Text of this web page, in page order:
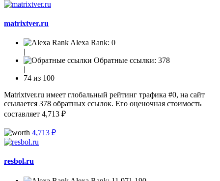
matrixtver.ru
Alexa Rank: 0
|
Обратные ссылки: 378
|
74 из 100
Matrixtver.ru имеет глобальный рейтинг трафика #0, на сайт
ссылается 378 обратных ссылок. Его оценочная стоимость
составляет 4,713 ₽
4,713 ₽
resbol.ru